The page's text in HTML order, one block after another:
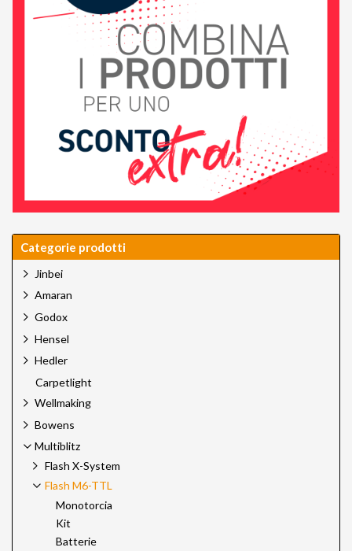
Categorie prodotti
Jinbei
Amaran
Godox
Hensel
Hedler
Carpetlight
Wellmaking
Bowens
Multiblitz
Flash X-System
Flash M6-TTL
Monotorcia
Kit
Batterie